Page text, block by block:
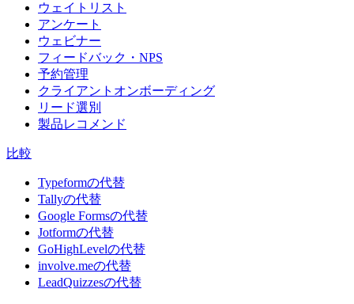
ウェイトリスト
アンケート
ウェビナー
フィードバック・NPS
予約管理
クライアントオンボーディング
リード選別
製品レコメンド
比較
Typeformの代替
Tallyの代替
Google Formsの代替
Jotformの代替
GoHighLevelの代替
involve.meの代替
LeadQuizzesの代替